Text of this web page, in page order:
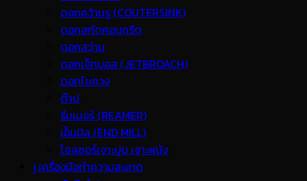
ดอกคว้านรู (COUTERSINK)
ดอกสกัดคอนกรีต
ดอกสว่าน
ดอกเจ็ทบอส (JETBROACH)
ดอกไขควง
ต๊าป
รีมเมอร์ (REAMER)
เอ็นมิล (END MILL)
โฮลซอร์เจาะปูน เจาะผนัง
j.เครื่องมือทำความสะอาด